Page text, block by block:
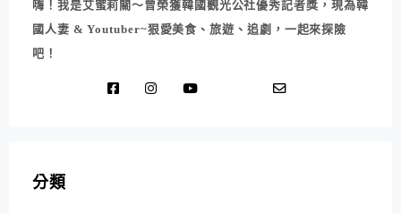
嗨！我是艾蜜莉關～曾榮獲韓國觀光公社優秀記者獎，現為韓
國人妻 & Youtuber~狠愛美食、旅遊、追劇，一起來探險
吧！
分類